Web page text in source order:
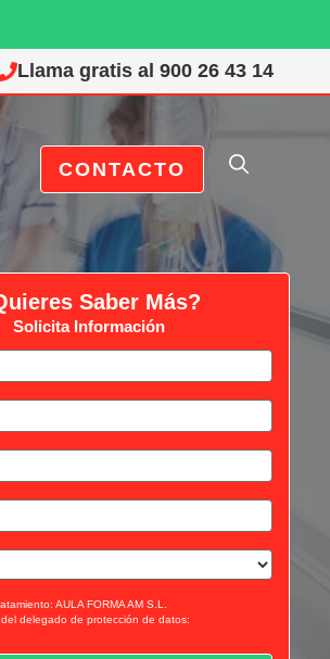
Llama gratis al 900 26 43 14
CONTACTO
Saber Más?
Solicita Información
AULA FORMA AM S.L.
delegado de protección de datos: